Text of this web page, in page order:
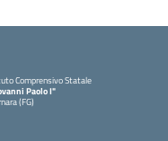
Comprensivo Statale
Paolo I"
(FG)